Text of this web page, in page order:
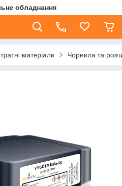
обладнання
матеріали Чорнила та